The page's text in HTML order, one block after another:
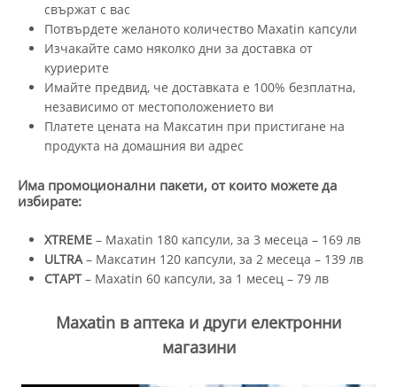
свържат с вас
Потвърдете желаното количество Maxatin капсули
Изчакайте само няколко дни за доставка от
куриерите
Имайте предвид, че доставката е 100% безплатна,
независимо от местоположението ви
Платете цената на Максатин при пристигане на
продукта на домашния ви адрес
Има промоционални пакети, от които можете да
избирате:
XTREME – Maxatin 180 капсули, за 3 месеца – 169 лв
ULTRA– Максатин 120 капсули, за 2 месеца – 139 лв
СТАРТ– Maxatin 60 капсули, за 1 месец – 79 лв
Maxatin в аптека и други електронни
магазини